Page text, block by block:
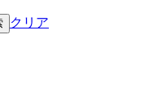
クリア